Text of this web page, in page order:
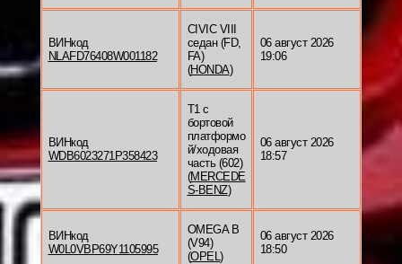
ВИНкод
NLAFD76408W001182
CIVIC VIII
седан (FD,
FA)
(HONDA)
06 август 2026
19:06
ВИНкод
WDB6023271P358423
T1 c
бортовой
платформо
й/ходовая
часть (602)
(MERCEDE
S-BENZ)
06 август 2026
18:57
ВИНкод
W0L0VBP69Y1105995
OMEGA B
(V94)
(OPEL )
06 август 2026
18:50